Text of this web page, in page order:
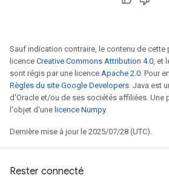
Sauf indication contraire, le contenu de cette
licence Creative Commons Attribution 4.0, et
sont régis par une licence Apache 2.0. Pour
Règles du site Google Developers. Java est
d'Oracle et/ou de ses sociétés affiliées. Une
l'objet d'une licence Numpy.
Dernière mise à jour le 2025/07/28 (UTC).
Rester connecté